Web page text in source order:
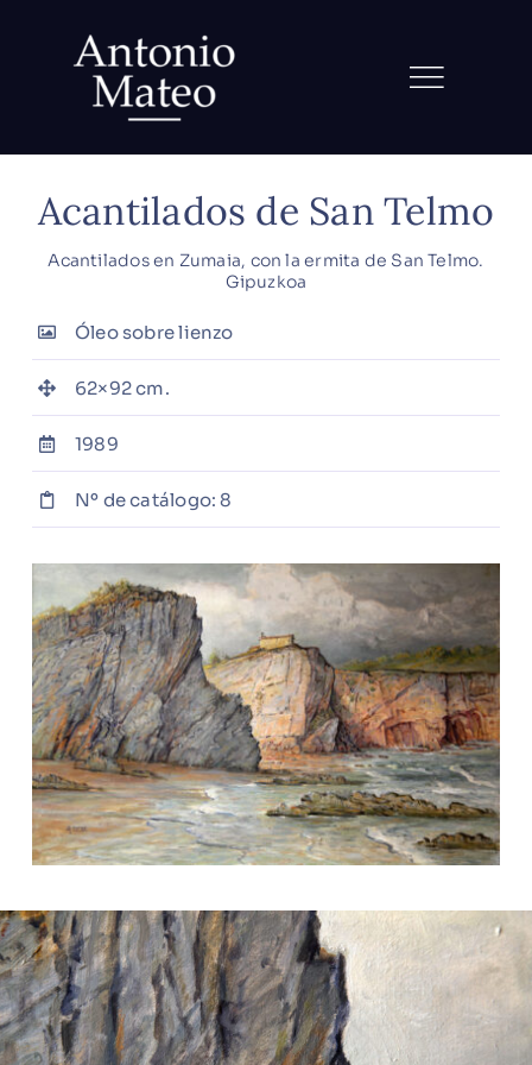
contenido
Acantilados de San Telmo
Acantilados en Zumaia, con la ermita de San Telmo.
Gipuzkoa
Óleo sobre lienzo
62×92 cm.
1989
Nº de catálogo: 8